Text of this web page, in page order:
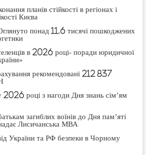
планів стійкості в регіонах і
Києва
понад 11,6 тисячі пошкоджених
в 2026 році- поради юридичної
рекомендовані 212 837
році з нагоди Дня знань сім’ям
загиблих воїнів до Дня пам’яті
Лисичанська МВА
України та РФ безпеки в Чорному